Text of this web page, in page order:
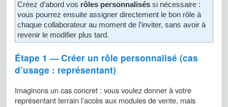
Créez d’abord vos rôles personnalisés si nécessaire :
vous pourrez ensuite assigner directement le bon rôle à
chaque collaborateur au moment de l’inviter, sans avoir à
revenir le modifier plus tard.
Étape 1 — Créer un rôle personnalisé (cas
d’usage : représentant)
Imaginons un cas concret : vous voulez donner à votre
représentant terrain l’accès aux modules de vente, mais